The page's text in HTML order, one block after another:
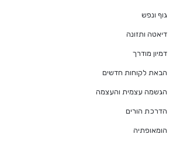
גוף ונפש
דיאטה ותזונה
דמיון מודרך
הבאת לקוחות חדשים
הגשמה עצמית והעצמה
הדרכת הורים
הומאופתיה